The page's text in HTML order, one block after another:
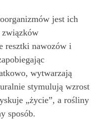
jest ich
związków
resztki nawozów i
wytwarzają
stymulują wzrost
„życie”, a rośliny
sposób.